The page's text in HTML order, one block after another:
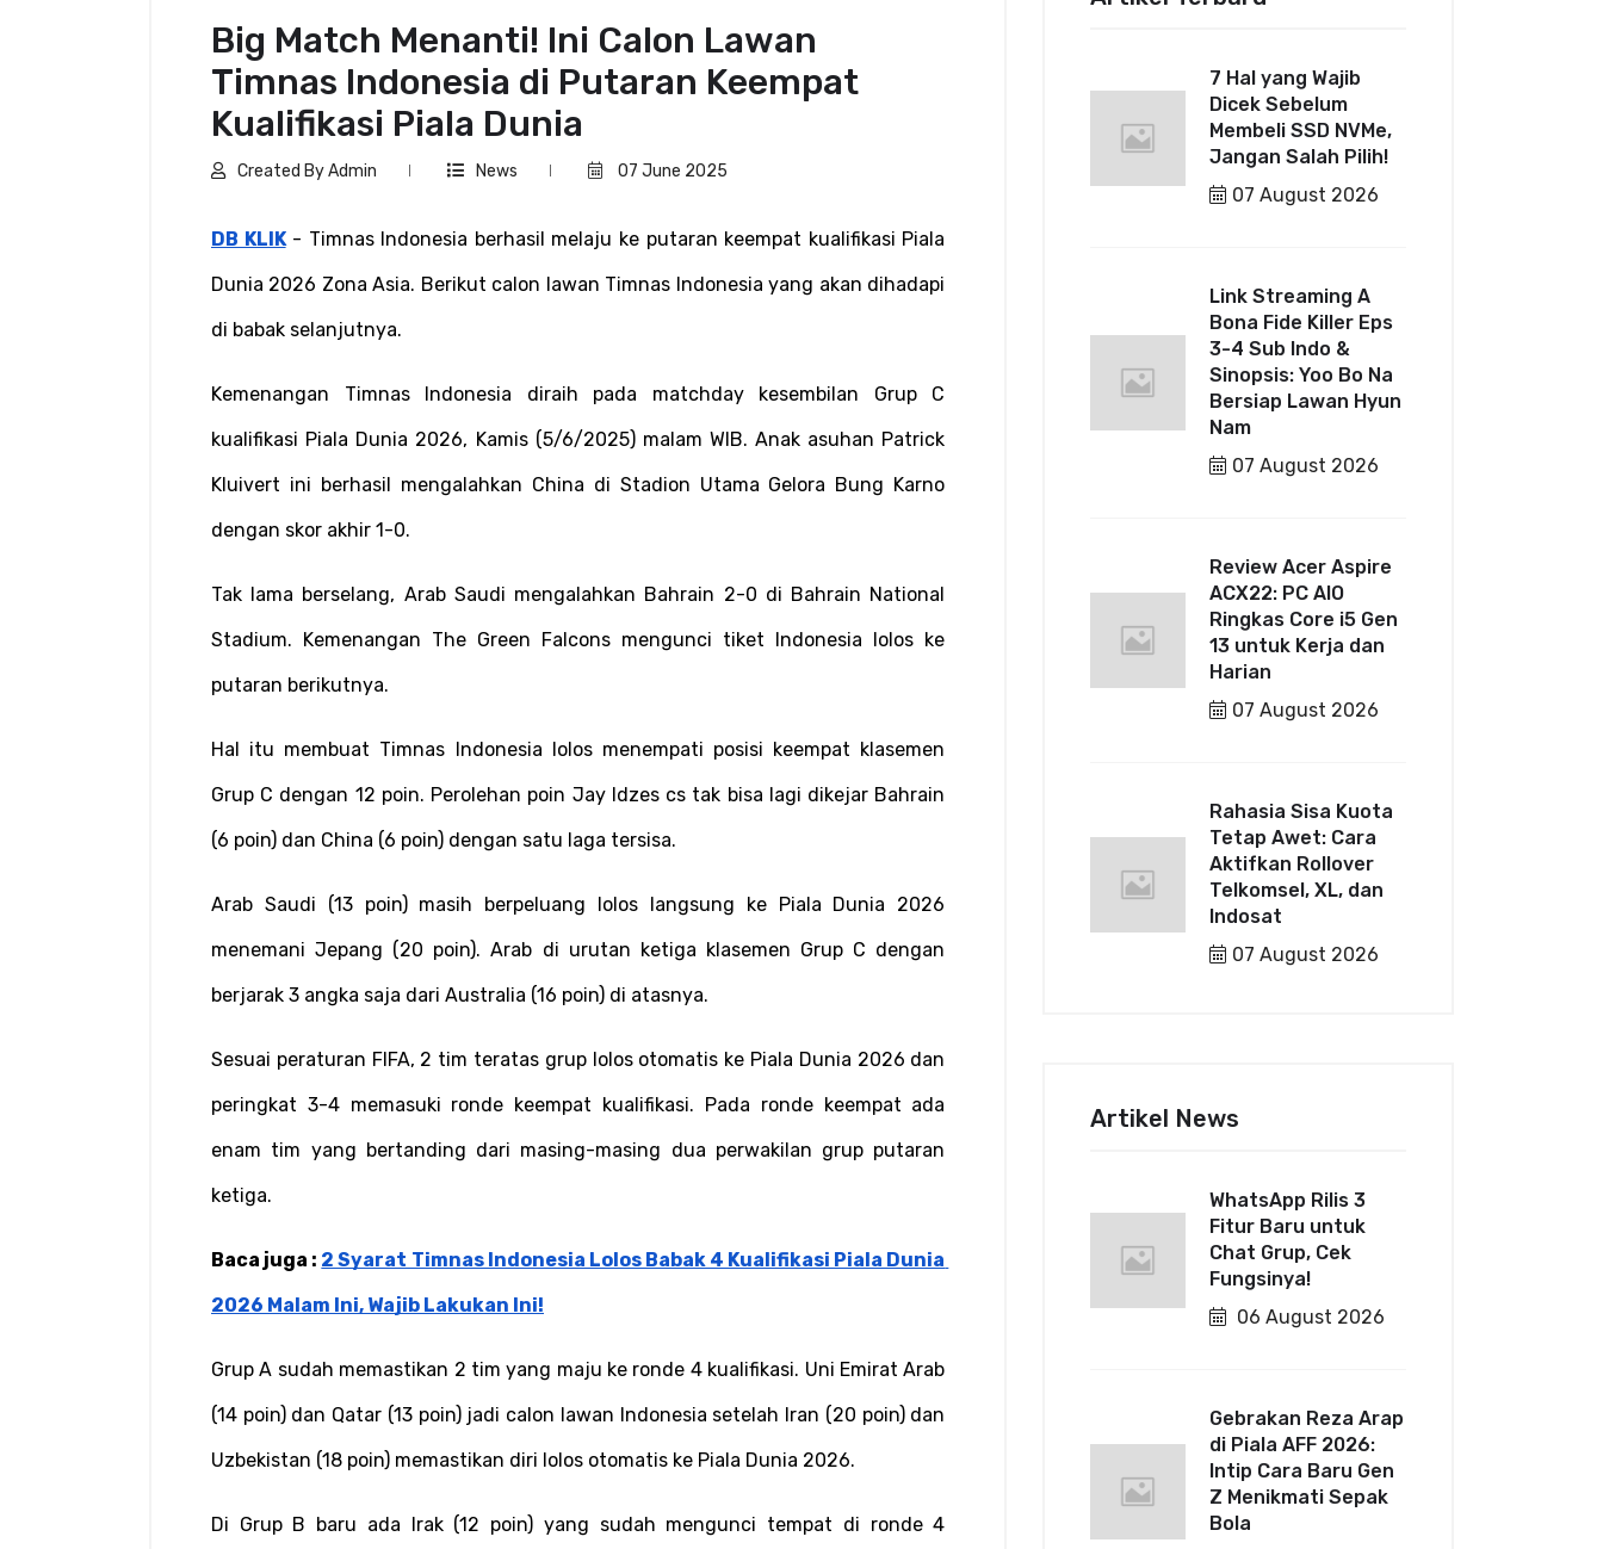
Big Match Menanti! Ini Calon Lawan
Timnas Indonesia di Putaran Keempat
Kualifikasi Piala Dunia
Created By Admin News 07 June 2025
DB KLIK - Timnas Indonesia berhasil melaju ke putaran keempat kualifikasi Piala
Dunia 2026 Zona Asia. Berikut calon lawan Timnas Indonesia yang akan dihadapi
di babak selanjutnya.
Kemenangan Timnas Indonesia diraih pada matchday kesembilan Grup C
kualifikasi Piala Dunia 2026, Kamis (5/6/2025) malam WIB. Anak asuhan Patrick
Kluivert ini berhasil mengalahkan China di Stadion Utama Gelora Bung Karno
dengan skor akhir 1-0.
Tak lama berselang, Arab Saudi mengalahkan Bahrain 2-0 di Bahrain National
Stadium. Kemenangan The Green Falcons mengunci tiket Indonesia lolos ke
putaran berikutnya.
Hal itu membuat Timnas Indonesia lolos menempati posisi keempat klasemen
Grup C dengan 12 poin. Perolehan poin Jay Idzes cs tak bisa lagi dikejar Bahrain
(6 poin) dan China (6 poin) dengan satu laga tersisa.
Arab Saudi (13 poin) masih berpeluang lolos langsung ke Piala Dunia 2026
menemani Jepang (20 poin). Arab di urutan ketiga klasemen Grup C dengan
berjarak 3 angka saja dari Australia (16 poin) di atasnya.
Sesuai peraturan FIFA, 2 tim teratas grup lolos otomatis ke Piala Dunia 2026 dan
peringkat 3-4 memasuki ronde keempat kualifikasi. Pada ronde keempat ada
enam tim yang bertanding dari masing-masing dua perwakilan grup putaran
ketiga.
Baca juga : 2 Syarat Timnas Indonesia Lolos Babak 4 Kualifikasi Piala Dunia
2026 Malam Ini, Wajib Lakukan Ini!
Grup A sudah memastikan 2 tim yang maju ke ronde 4 kualifikasi. Uni Emirat Arab
(14 poin) dan Qatar (13 poin) jadi calon lawan Indonesia setelah Iran (20 poin) dan
Uzbekistan (18 poin) memastikan diri lolos otomatis ke Piala Dunia 2026.
Di Grup B baru ada Irak (12 poin) yang sudah mengunci tempat di ronde 4
7 Hal yang Wajib
Dicek Sebelum
Membeli SSD NVMe,
Jangan Salah Pilih!
07 August 2026
Link Streaming A
Bona Fide Killer Eps
3-4 Sub Indo &
Sinopsis: Yoo Bo Na
Bersiap Lawan Hyun
Nam
07 August 2026
Review Acer Aspire
ACX22: PC AIO
Ringkas Core i5 Gen
13 untuk Kerja dan
Harian
07 August 2026
Rahasia Sisa Kuota
Tetap Awet: Cara
Aktifkan Rollover
Telkomsel, XL, dan
Indosat
07 August 2026
Artikel News
WhatsApp Rilis 3
Fitur Baru untuk
Chat Grup, Cek
Fungsinya!
06 August 2026
Gebrakan Reza Arap
di Piala AFF 2026:
Intip Cara Baru Gen
Z Menikmati Sepak
Bola